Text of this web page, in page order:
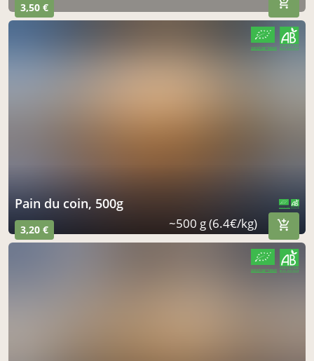
3,50 €
pain du coin, 500g
3,20 € ~500 g (6.4€/kg)
CERTIFIÉ PAR FR-BIO-09
CERTIFIÉ PAR FR-BIO-09
AGRICULTURE FRANCE